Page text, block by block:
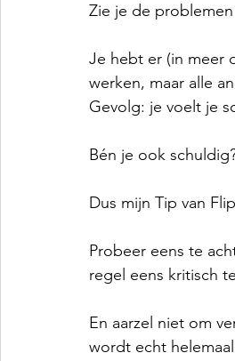
Zie je de
Je hebt er (in meer
werken, maar alle
Gevolg: je voelt je
Bén je ook
Dus mijn Tip van
Probeer eens te
regel eens kritisch
En aarzel niet om
wordt echt